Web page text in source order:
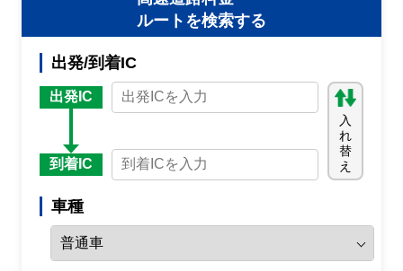
ルートを検索する
出発/到着IC
出発IC
到着IC
入
れ
替
え
車種